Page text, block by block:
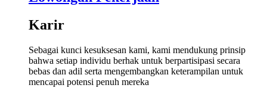
Karir
Sebagai kunci kesuksesan kami, kami mendukung prinsip
bahwa setiap individu berhak untuk berpartisipasi secara
bebas dan adil serta mengembangkan keterampilan untuk
mencapai potensi penuh mereka